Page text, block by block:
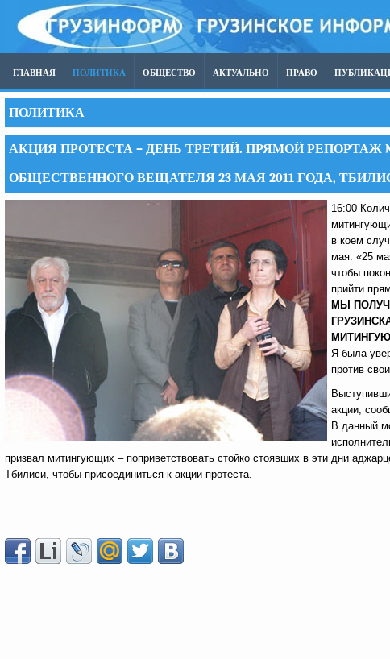
ГЛАВНАЯ ПОЛИТИКА ОБЩЕСТВО АКТУАЛЬНО ПРАВО
ПОЛИТИКА
АКЦИЯ ПРОТЕСТА – ДЕНЬ ТРЕТИЙ. ПРЯМОЙ РЕПОРТАЖ
ОБЩЕСТВЕННОГО ВЕЩАТЕЛЯ 23 МАЯ 2011 ГОДА,
16:00
в коем
мая. «25
чтобы
прийти
МЫ
Я была
против
акции,
В данный
призвал митингующих – поприветствовать стойко стоявших в эти дни
Тбилиси, чтобы присоединиться к акции протеста.